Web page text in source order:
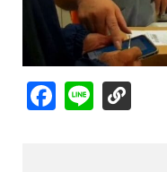
Facebook
Line